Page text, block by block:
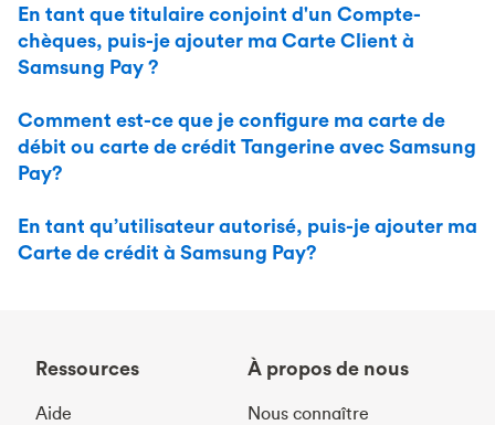
En tant que titulaire conjoint d'un Compte-
chèques, puis-je ajouter ma Carte Client à
Samsung Pay ?
Comment est-ce que je configure ma carte de
débit ou carte de crédit Tangerine avec Samsung
Pay?
En tant qu’utilisateur autorisé, puis-je ajouter ma
Carte de crédit à Samsung Pay?
Ressources
Aide
À propos de nous
Nous connaître